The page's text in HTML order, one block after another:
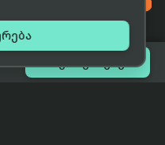
შეთავაზებები
